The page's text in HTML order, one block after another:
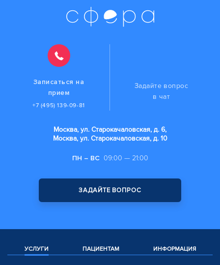
Записаться на
прием
+7 (495) 139-09-81
Задайте вопрос
в чат
Москва, ул. Старокачаловская, д. 6,
Москва, ул. Старокачаловская, д. 10
ПН – ВС 09:00 — 21:00
ЗАДАЙТЕ ВОПРОС
УСЛУГИ ПАЦИЕНТАМ ИНФОРМАЦИЯ